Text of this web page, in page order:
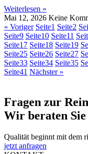
Weiterlesen »
Mai 12, 2026 Keine
« Voriger Seite1 Seite2
Seite9 Seite10 Seite11
Seite17 Seite18 Seite19
Seite25 Seite26 Seite27
Seite33 Seite34 Seite35
Seite41 Nächster »
Fragen zur
Wir beraten Sie
Qualität beginnt mit dem
jetzt anfragen